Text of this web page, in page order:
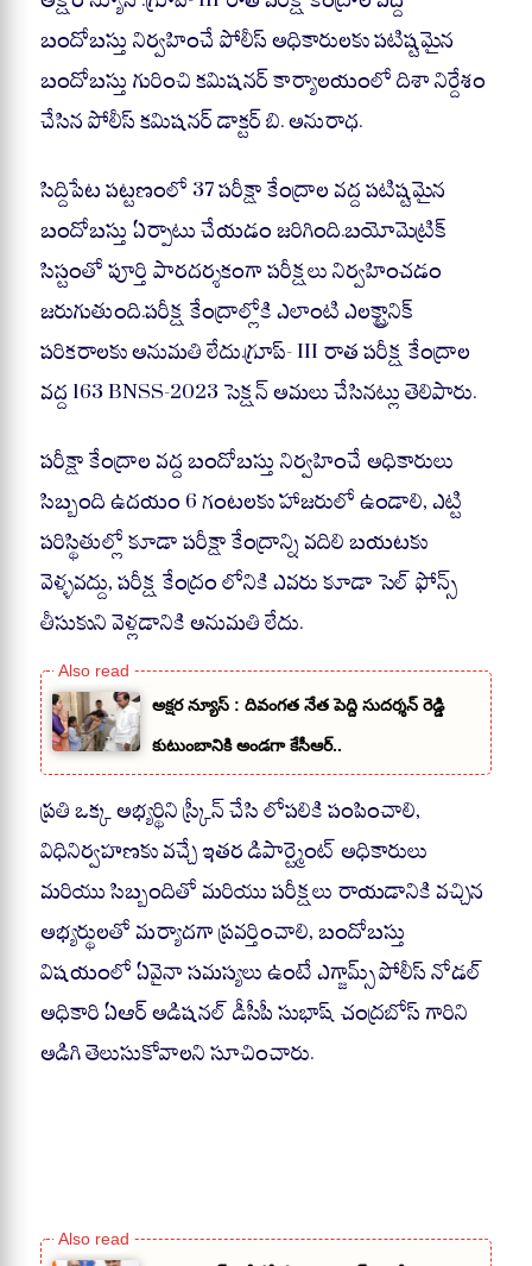
A
ppoka
m
బందోబస్తు నిర్వహించే పోలీస్ అధికారులకు పటిష్టమైన
బందోబస్తు గురించి కమిషనర్ కార్యాలయంలో దిశా నిర్దేశం
చేసిన పోలీస్ కమిషనర్ డాక్టర్ బి. అనురాధ.
సిద్దిపేట పట్టణంలో 37 పరీక్షా కేంద్రాల వద్ద పటిష్టమైన
బందోబస్తు ఏర్పాటు చేయడం జరిగింది.బయోమెట్రిక్
సిస్టంతో పూర్తి పారదర్శకంగా పరీక్షలు నిర్వహించడం
జరుగుతుంది.పరీక్ష కేంద్రాల్లోకి ఎలాంటి ఎలక్ట్రానిక్
పరికరాలకు అనుమతి లేదు.గ్రూప్- III రాత పరీక్ష కేంద్రాల
వద్ద 163 BNSS-2023 సెక్షన్ అమలు చేసినట్లు తెలిపారు.
పరీక్షా కేంద్రాల వద్ద బందోబస్తు నిర్వహించే అధికారులు
సిబ్బంది ఉదయం 6 గంటలకు హాజరులో ఉండాలి, ఎట్టి
పరిస్థితుల్లో కూడా పరీక్షా కేంద్రాన్ని వదిలి బయటకు
వెళ్ళవద్దు, పరీక్ష కేంద్రం లోనికి ఎవరు కూడా సెల్ ఫోన్స్
తీసుకుని వెళ్లడానికి అనుమతి లేదు.
అక్షర న్యూస్ : దివంగత నేత పెద్ది సుదర్శన్ రెడ్డి
కుటుంబానికి అండగా కేసీఆర్..
ప్రతి ఒక్క అభ్యర్థిని స్క్రీన్ చేసి లోపలికి పంపించాలి,
విధినిర్వహణకు వచ్చే ఇతర డిపార్ట్మెంట్ అధికారులు
మరియు సిబ్బందితో మరియు పరీక్షలు రాయడానికి వచ్చిన
అభ్యర్థులతో మర్యాదగా ప్రవర్తించాలి, బందోబస్తు
విషయంలో ఏవైనా సమస్యలు ఉంటే ఎగ్జామ్స్ పోలీస్ నోడల్
అధికారి ఏఆర్ అడిషనల్ డీసీపీ సుభాష్ చంద్రబోస్ గారిని
అడిగి తెలుసుకోవాలని సూచించారు.